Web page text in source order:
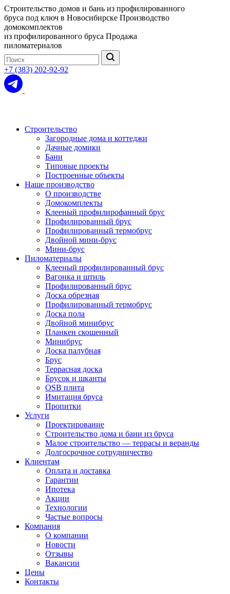
Строительство домов и бань из профилированного
бруса под ключ в Новосибирске Производство
домокомплектов
из профилированного бруса Продажа
пиломатериалов
+7 (383) 202-92-92
Строительство
Загородные дома и коттеджи
Дачные домики
Бани
Типовые проекты
Построенные объекты
Наше производство
О производстве
Домокомплекты
Клееный профилирофанный брус
Профилированный брус
Профилированный термобрус
Двойной мини-брус
Мини-брус
Пиломатериалы
Клееный профилированный брус
Вагонка и штиль
Профилированный брус
Доска обрезная
Профилированный термобрус
Доска пола
Двойной минибрус
Планкен скошенный
Минибрус
Доска палубная
Брус
Террасная доска
Брусок и шканты
OSB плита
Имитация бруса
Пропитки
Услуги
Проектирование
Строительство дома и бани из бруса
Малое строительство — террасы и веранды
Долгосрочное сотрудничество
Клиентам
Оплата и доставка
Гарантии
Ипотека
Акции
Технологии
Частые вопросы
Компания
О компании
Новости
Отзывы
Вакансии
Цены
Контакты